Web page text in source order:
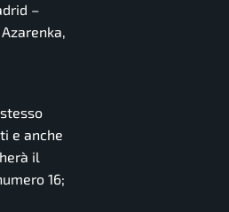
–
e anche
il
16;